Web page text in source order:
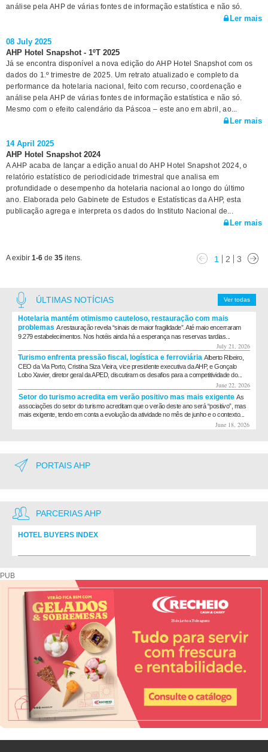
análise pela AHP de várias fontes de informação estatística e não só.
Ler mais
08 July 2025
AHP Hotel Snapshot - 1ºT 2025
Já se encontra disponível a nova edição do AHP Hotel Snapshot com os
dados do 1.º trimestre de 2025. Um retrato atualizado e completo da
performance da hotelaria nacional, feito com recurso, coordenação e
análise pela AHP de várias fontes de informação estatística e não só.
Mesmo com o efeito calendário da Páscoa – este ano em abril, ao...
Ler mais
14 April 2025
AHP Hotel Snapshot 2024
A AHP acaba de lançar a edição anual do AHP Hotel Snapshot 2024, o
relatório estatístico de periodicidade trimestral que analisa em
profundidade o desempenho da hotelaria nacional ao longo do último
ano. Elaborada pelo Gabinete de Estudos e Estatísticas da AHP, esta
publicação agrega e interpreta os dados do Instituto Nacional de...
Ler mais
A exibir 1-6 de 35 itens. 1 2 3
Ver todas
ÚLTIMAS NOTÍCIAS
Hotelaria mantém otimismo cauteloso, restauração com mais
problemas A restauração revela “sinais de maior fragilidade”. Até maio encerraram
9.279 estabelecimentos. Nos hotéis ainda há a esperança nas reservas tardias...
July 21, 2026
Turismo enfrenta pressão fiscal, logística e ferroviária Alberto Ribeiro,
CEO da Via Porto, Cristina Siza Vieira, vice presidente executiva da AHP, e Gonçalo
Lobo Xavier, diretor geral da APED, discutiram os desafios para a competitividade do...
June 22, 2026
Setor do turismo acredita em verão positivo mas mais exigente As
associações do setor do turismo acreditam que o verão deste ano será “positivo”, mas
mais exigente, tendo em conta a evolução da atividade no mês de junho e o contexto...
June 18, 2026
PORTAIS AHP
PARCERIAS AHP
HOTEL BUYERS INDEX
PUB